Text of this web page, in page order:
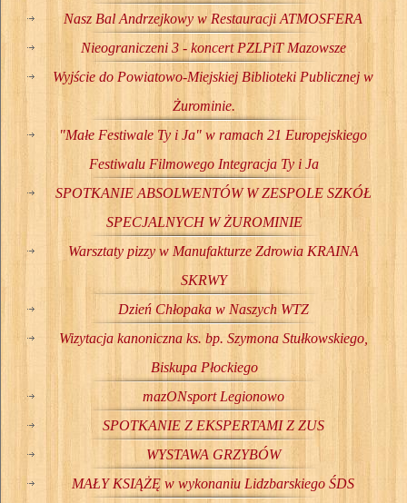
Nasz Bal Andrzejkowy w Restauracji ATMOSFERA
Nieograniczeni 3 - koncert PZLPiT Mazowsze
Wyjście do Powiatowo-Miejskiej Biblioteki Publicznej w
Żurominie.
"Małe Festiwale Ty i Ja" w ramach 21 Europejskiego
Festiwalu Filmowego Integracja Ty i Ja
SPOTKANIE ABSOLWENTÓW W ZESPOLE SZKÓŁ
SPECJALNYCH W ŻUROMINIE
Warsztaty pizzy w Manufakturze Zdrowia KRAINA
SKRWY
Dzień Chłopaka w Naszych WTZ
Wizytacja kanoniczna ks. bp. Szymona Stułkowskiego,
Biskupa Płockiego
mazONsport Legionowo
SPOTKANIE Z EKSPERTAMI Z ZUS
WYSTAWA GRZYBÓW
MAŁY KSIĄŻĘ w wykonaniu Lidzbarskiego ŚDS